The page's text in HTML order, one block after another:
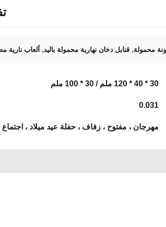
محمولة, قنابل دخان نهارية محمولة باليد, ألعاب نارية
30 * 40 * 120 ملم / 30 * 100 ملم
0.031
مهرجان ، مفتوح ، زفاف ، حفلة عيد ميلاد ،